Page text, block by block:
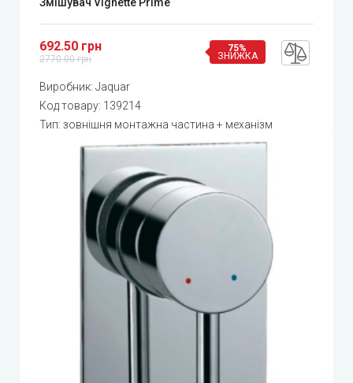
692.50 грн
2770.00 грн
75%
ЗНИЖКА
Виробник: Jaquar
Код товару: 139214
Тип: зовнішня монтажна частина + механізм